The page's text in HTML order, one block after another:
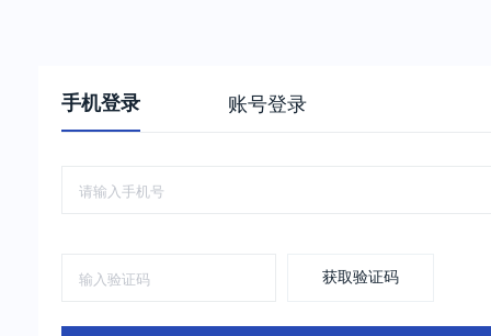
手机登录 账号登录
获取验证码